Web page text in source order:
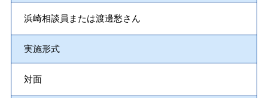
浜崎相談員または渡邊愁さん
実施形式
対面